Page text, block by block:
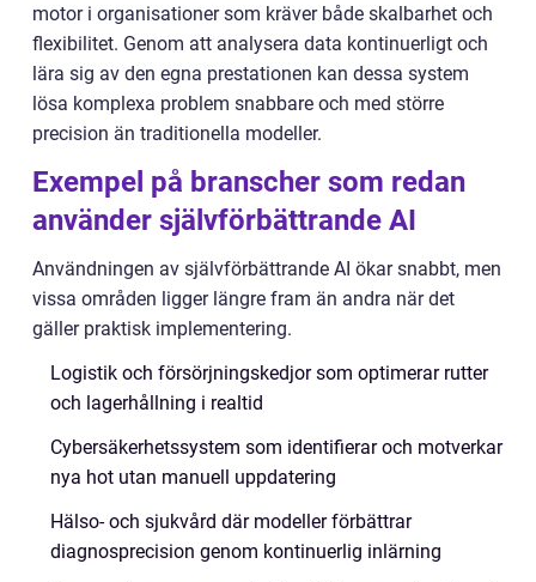
motor i organisationer som kräver både skalbarhet och
flexibilitet. Genom att analysera data kontinuerligt och
lära sig av den egna prestationen kan dessa system
lösa komplexa problem snabbare och med större
precision än traditionella modeller.
Exempel på branscher som redan
använder självförbättrande AI
Användningen av självförbättrande AI ökar snabbt, men
vissa områden ligger längre fram än andra när det
gäller praktisk implementering.
Logistik och försörjningskedjor som optimerar rutter
och lagerhållning i realtid
Cybersäkerhetssystem som identifierar och motverkar
nya hot utan manuell uppdatering
Hälso- och sjukvård där modeller förbättrar
diagnosprecision genom kontinuerlig inlärning